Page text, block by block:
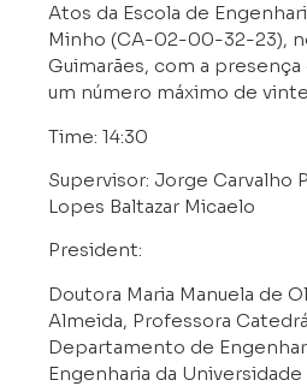
Atos da Escola de
Minho (CA-02-00-32-23),
Guimarães, com a
um número máximo de
Time: 14:30
Supervisor: Jorge Carvalho
Lopes Baltazar Micaelo
President:
Doutora Maria Manuela de
Almeida, Professora
Departamento de
Engenharia da Universidade